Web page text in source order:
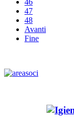
46
47
48
Avanti
Fine